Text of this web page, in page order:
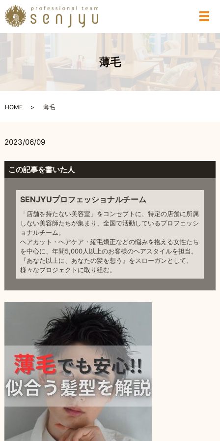
メ
薄毛
HOME 薄毛
2023/06/09
この記事を書いた人
SENJYUプロフェッショナルチーム
「店舗を持たない美容室」をコンセプトに、特定の店舗に所属
しない美容師たちが集まり、全国で活動しているプロフェッシ
ョナルチーム。
ヘアカット・ヘアケア・縮毛矯正などの悩みを抱える女性たち
を中心に、年間5,000人以上のお客様のヘアスタイルを担当。
『あなた以上に、あなたの髪を想う』をスローガンとして、
様々なプロジェクトに取り組む。